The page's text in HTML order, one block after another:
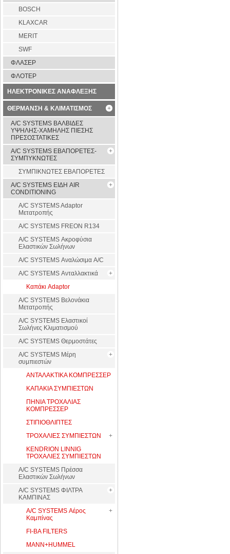
BOSCH
KLAXCAR
MERIT
SWF
ΦΛΑΣΕΡ
ΦΛΟΤΕΡ
ΗΛΕΚΤΡΟΝΙΚΕΣ ΑΝΑΦΛΕΞΗΣ
ΘΕΡΜΑΝΣΗ & ΚΛΙΜΑΤΙΣΜΟΣ
A/C SYSTEMS ΒΑΛΒΙΔΕΣ
ΥΨΗΛΗΣ-ΧΑΜΗΛΗΣ ΠΙΕΣΗΣ
ΠΡΕΣΟΣΤΑΤΙΚΕΣ
A/C SYSTEMS ΕΒΑΠΟΡΕΤΕΣ-
ΣΥΜΠYΚΝΩΤΕΣ
ΣΥΜΠΙΚΝΩΤΕΣ ΕΒΑΠΟΡΕΤΕΣ
A/C SYSTEMS ΕΙΔΗ AIR
CONDITIONING
A/C SYSTEMS Adaptor
Μετατροπής
A/C SYSTEMS FREON R134
A/C SYSTEMS Ακροφύσια
Ελαστικών Σωλήνων
A/C SYSTEMS Αναλώσιμα A/C
A/C SYSTEMS Ανταλλακτικά
Καπάκι Adaptor
A/C SYSTEMS Βελονάκια
Μετατροπής
A/C SYSTEMS Ελαστικοί
Σωλήνες Κλιματισμού
A/C SYSTEMS Θερμοστάτες
A/C SYSTEMS Μέρη
συμπιεστών
ΑΝΤΑΛΑΚΤΙΚΑ ΚΟΜΠΡΕΣΣΕΡ
ΚΑΠΑΚΙΑ ΣΥΜΠΙΕΣΤΩΝ
ΠΗΝΙΑ ΤΡΟΧΑΛΙΑΣ
ΚΟΜΠΡΕΣΣΕΡ
ΣΤΙΠΙΟΘΛΙΠΤΕΣ
ΤΡΟΧΑΛΙΕΣ ΣΥΜΠΙΕΣΤΩΝ
KENDRION LINNIG
ΤΡΟΧΑΛΙΕΣ ΣΥΜΠΙΕΣΤΩΝ
A/C SYSTEMS Πρέσσα
Ελαστικών Σωλήνων
A/C SYSTEMS ΦΙΛΤΡΑ
ΚΑΜΠΙΝΑΣ
A/C SYSTEMS Αέρος
Καμπίνας
FI-BA FILTERS
MANN+HUMMEL